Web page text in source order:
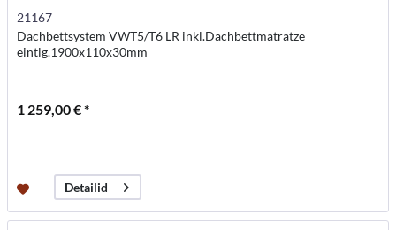
21167
Dachbettsystem VWT5/T6 LR inkl.Dachbettmatratze
eintlg.1900x110x30mm
1 259,00 € *
Detailid